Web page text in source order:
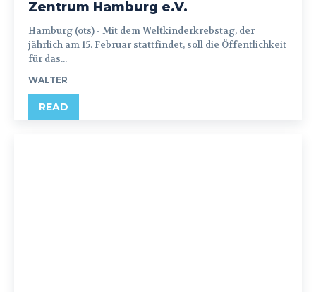
Zentrum Hamburg e.V.
Hamburg (ots) - Mit dem Weltkinderkrebstag, der
jährlich am 15. Februar stattfindet, soll die Öffentlichkeit
für das...
WALTER
READ